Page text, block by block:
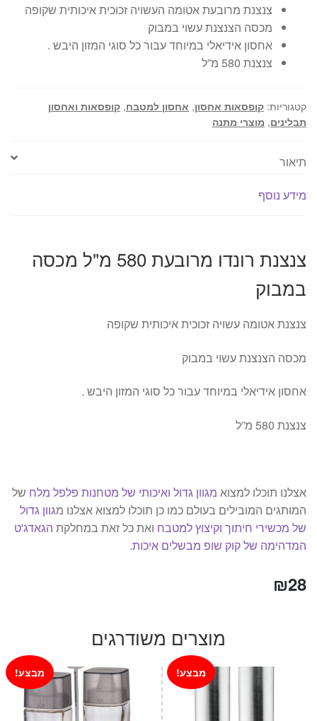
צנצנת מרובעת אטומה העשויה זכוכית איכותית שקופה
מכסה הצנצנת עשוי במבוק
אחסון אידיאלי במיוחד עבור כל סוגי המזון היבש .
צנצנת 580 מ”ל
קטגוריות: קופסאות אחסון, אחסון למטבח, קופסאות ואחסון
תבלינים, מוצרי מתנה
תיאור
מידע נוסף
צנצנת רונדו מרובעת 580 מ"ל מכסה
במבוק
צנצנת אטומה עשויה זכוכית איכותית שקופה
מכסה הצנצנת עשוי במבוק
אחסון אידיאלי במיוחד עבור כל סוגי המזון היבש .
צנצנת 580 מ”ל
אצלנו תוכלו למצוא מגוון גדול ואיכותי של מטחנות פלפל מלח של
המותגים המובילים בעולם כמו כן תוכלו למצוא אצלנו מגוון גדול
של מכשירי חיתוך וקיצוץ למטבח ואת כל זאת במחלקת הגאדג'ט
המדהימה של קוק שופ מבשלים איכות.
₪28
מוצרים משודרגים
מבצע! מבצע!